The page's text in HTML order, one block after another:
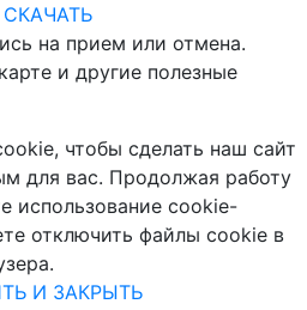
СКАЧАТЬ
на прием или отмена.
и другие полезные
чтобы сделать наш сайт
для вас. Продолжая работу
использование cookie-
отключить файлы cookie в
И ЗАКРЫТЬ